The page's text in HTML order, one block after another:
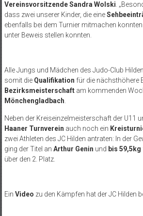
Vereinsvorsitzende Sandra Wolski .
dass zwei unserer Kinder, die eine
ebenfalls bei dem Turnier mitmachen
unter Beweis stellen konnten.
Alle Jungs und Mädchen des Judo-Club
somit die Qualifikation für die nächsthöhere
Bezirksmeisterschaftam kommenden
Mönchengladbach
Neben der Kreiseinzelmeisterschaft der U11
Haaner Turnverein auch noch ein
zwei Athleten des JC Hilden antraten: In der
ging der Titel an Arthur Genin und bis 59,5kg
über den 2. Platz.
Ein Video zu den Kämpfen hat der JC Hilden